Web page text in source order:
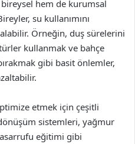
hem de kurumsal
su kullanımını
Örneğin, duş sürelerini
kullanmak ve bahçe
gibi basit önlemler,
etmek için çeşitli
sistemleri, yağmur
eğitimi gibi